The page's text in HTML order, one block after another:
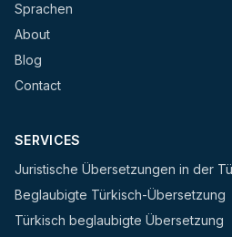
Sprachen
About
Blog
Contact
SERVICES
Juristische Übersetzungen in der
Beglaubigte Türkisch-Übersetzung
Türkisch beglaubigte Übersetzung